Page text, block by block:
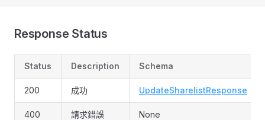
Response Status
Status Description Schema
200 成功 UpdateSharelistResponse
400 請求錯誤 None